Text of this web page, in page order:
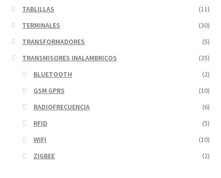
TABLILLAS
(11)
TERMINALES
(30)
TRANSFORMADORES
(5)
TRANSMISORES INALAMBRICOS
(35)
BLUETOOTH
(2)
GSM GPRS
(10)
RADIOFRECUENCIA
(6)
RFID
(5)
WIFI
(10)
ZIGBEE
(2)